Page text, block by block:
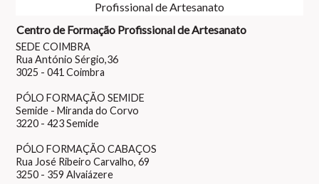
Centro de Formação Profissional de Artesanato
SEDE COIMBRA
Rua António Sérgio,36
3025 - 041 Coimbra
PÓLO FORMAÇÃO SEMIDE
Semide - Miranda do Corvo
3220 - 423 Semide
PÓLO FORMAÇÃO CABAÇOS
Rua José Ribeiro Carvalho, 69
3250 - 359 Alvaiázere